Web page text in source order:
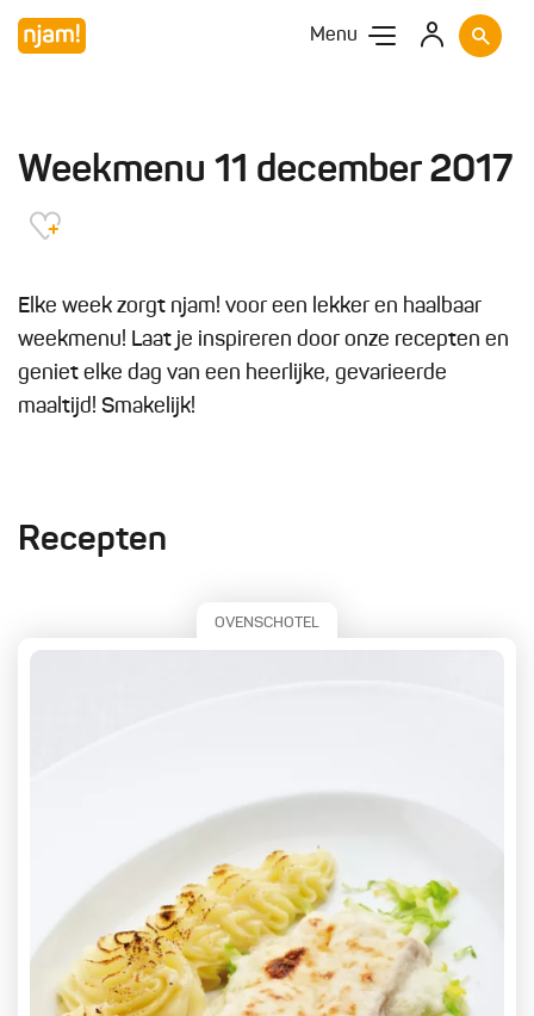
Menu
Weekmenu 11 december 2017
Elke week zorgt njam! voor een lekker en haalbaar
weekmenu! Laat je inspireren door onze recepten en
geniet elke dag van een heerlijke, gevarieerde
maaltijd! Smakelijk!
Recepten
OVENSCHOTEL